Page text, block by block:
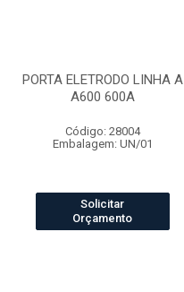
PORTA ELETRODO LINHA A
A600 600A
Código: 28004
Embalagem: UN/01
Solicitar
Orçamento